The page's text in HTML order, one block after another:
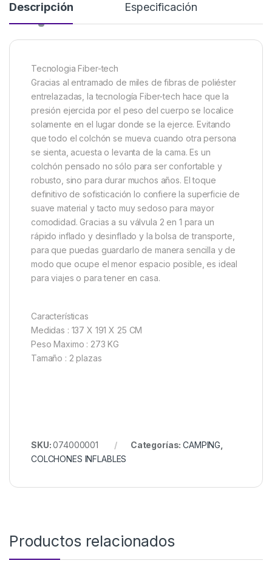
Descripción Especificación
Tecnologia Fiber-tech
Gracias al entramado de miles de fibras de poliéster
entrelazadas, la tecnología Fiber-tech hace que la
presión ejercida por el peso del cuerpo se localice
solamente en el lugar donde se la ejerce. Evitando
que todo el colchón se mueva cuando otra persona
se sienta, acuesta o levanta de la cama. Es un
colchón pensado no sólo para ser confortable y
robusto, sino para durar muchos años. El toque
definitivo de sofisticación lo confiere la superficie de
suave material y tacto muy sedoso para mayor
comodidad. Gracias a su válvula 2 en 1 para un
rápido inflado y desinflado y la bolsa de transporte,
para que puedas guardarlo de manera sencilla y de
modo que ocupe el menor espacio posible, es ideal
para viajes o para tener en casa.
Características
Medidas : 137 X 191 X 25 CM
Peso Maximo : 273 KG
Tamaño : 2 plazas
SKU:074000001 Categorías:CAMPING
COLCHONES INFLABLES
Productos relacionados